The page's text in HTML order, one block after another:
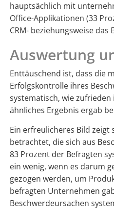
hauptsächlich mit
Office-Applikationen (33
CRM- beziehungsweise das
Auswertung
Enttäuschend ist, dass die
Erfolgskontrolle ihres
systematisch, wie
ähnliches Ergebnis ergab
Ein erfreulicheres Bild
betrachtet, die sich aus
83 Prozent der Befragten
ein wenig, wenn es darum
gezogen werden, um
befragten Unternehmen
Beschwerdeursachen